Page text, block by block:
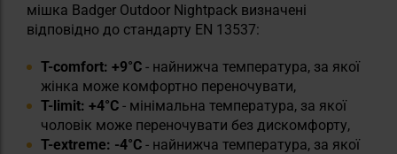
мішка Badger Outdoor Nightpack визначені
відповідно до стандарту EN 13537:
T-comfort: +9°C - найнижча температура, за якої
жінка може комфортно переночувати,
T-limit: +4°C - мінімальна температура, за якої
чоловік може переночувати без дискомфорту,
T-extreme: -4°C - найнижча температура, за якої